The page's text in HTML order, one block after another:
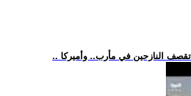
تقصف النازحين في مأرب.. وأميركا